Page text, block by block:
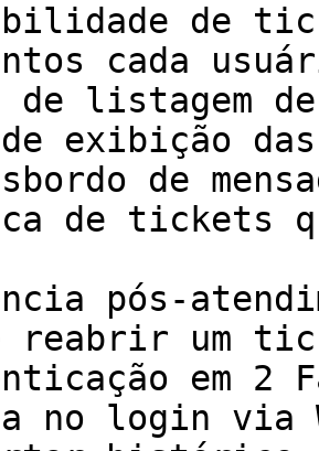
de
cada
listagem de
exibição
de
de tickets
pós-
reabrir um
em 2
no login via